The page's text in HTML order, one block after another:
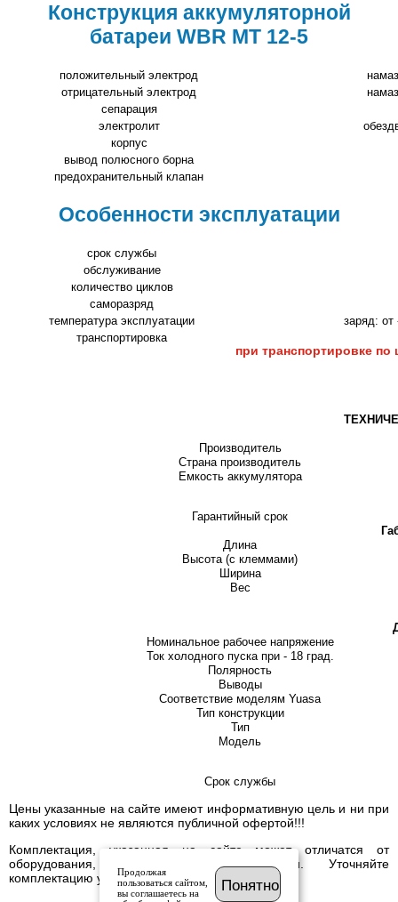
Конструкция аккумуляторной
батареи WBR MT 12-5
положительный электрод
отрицательный электрод
сепарация
электролит
корпус
вывод полюсного борна
предохранительный клапан
Особенности эксплуатации
срок службы
обслуживание
количество циклов
саморазряд
температура эксплуатации
заряд: от
транспортировка
при транспортировке
Производитель
Страна производитель
Емкость аккумулятора
Гарантийный срок
Длина
Высота (с клеммами)
Ширина
Вес
Номинальное рабочее напряжение
Ток холодного пуска при - 18 град.
Полярность
Выводы
Соответствие моделям Yuasa
Тип конструкции
Тип
Модель
Срок службы
Цены указанные на сайте имеют информативную цель и ни при
каких условиях не являются публичной офертой!!!
Комплектация, указанная на сайте может отличатся от
оборудования, имеющегося в наличии. Уточняйте
комплектацию у менеджера.
Продолжая
пользоваться сайтом,
вы соглашаетесь на
Понятно